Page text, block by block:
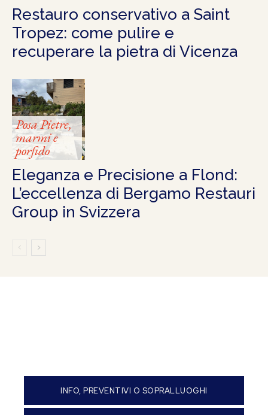
Restauro conservativo a Saint
Tropez: come pulire e
recuperare la pietra di Vicenza
Posa Pietre,
marmi e
porfido
Eleganza e Precisione a Flond:
L’eccellenza di Bergamo Restauri
Group in Svizzera
INFO, PREVENTIVI O SOPRALLUOGHI